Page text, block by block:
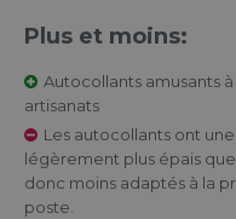
Plus et moins:
Autocollants amusants
artisanats
Les autocollants ont
légèrement plus épais
donc moins adaptés à la
poste.